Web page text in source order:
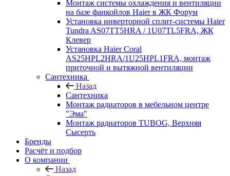
Монтаж системы охлаждения и вентиляции
на базе фанкойлов Haier в ЖК Форум
Установка инверторной сплит-системы Haier
Tundra AS07TT5HRA / 1U07TL5FRA, ЖК
Клевер
Установка Haier Coral
AS25HPL2HRA/1U25HPL1FRA, монтаж
приточной и вытяжной вентиляции
Сантехника
Назад
Сантехника
Монтаж радиаторов в мебельном центре
"Эма"
Монтаж радиаторов TUBOG, Верхняя
Сысерть
Бренды
Расчёт и подбор
О компании
Назад